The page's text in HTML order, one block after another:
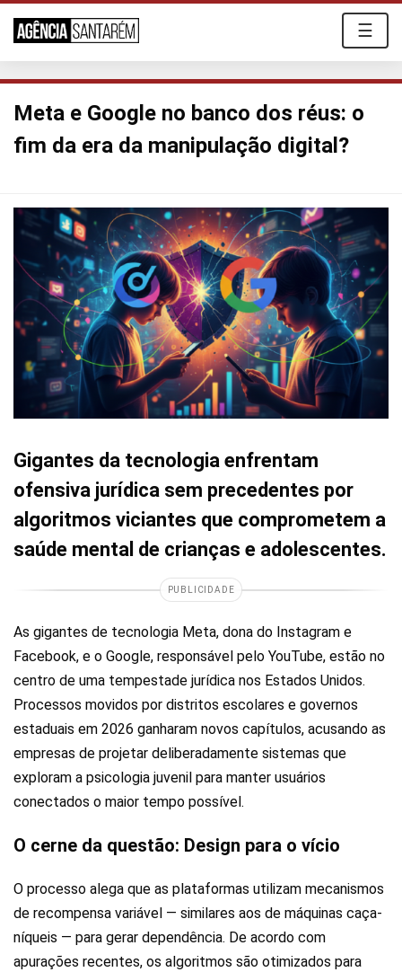
☰
Meta e Google no banco dos réus: o
fim da era da manipulação digital?
Gigantes da tecnologia enfrentam
ofensiva jurídica sem precedentes por
algoritmos viciantes que comprometem a
saúde mental de crianças e adolescentes.
PUBLICIDADE
As gigantes de tecnologia Meta, dona do Instagram e
Facebook, e o Google, responsável pelo YouTube, estão no
centro de uma tempestade jurídica nos Estados Unidos.
Processos movidos por distritos escolares e governos
estaduais em 2026 ganharam novos capítulos, acusando as
empresas de projetar deliberadamente sistemas que
exploram a psicologia juvenil para manter usuários
conectados o maior tempo possível.
O cerne da questão: Design para o vício
O processo alega que as plataformas utilizam mecanismos
de recompensa variável — similares aos de máquinas caça-
níqueis — para gerar dependência. De acordo com
apurações recentes, os algoritmos são otimizados para